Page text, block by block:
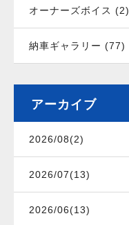
オーナーズボイス (2)
納車ギャラリー (77)
アーカイブ
2026/08(2)
2026/07(13)
2026/06(13)